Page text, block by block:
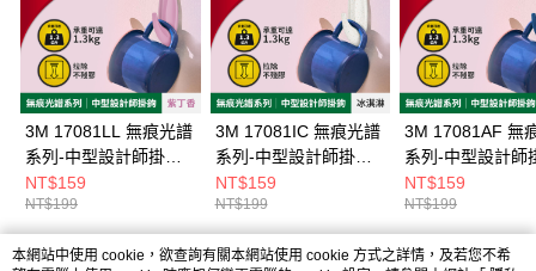
3M 17081LL 無痕光譜
系列-中型設計師掛鉤-
紫丁香
NT$159
NT$199
3M 17081IC 無痕光譜
系列-中型設計師掛鉤-
冰淇淋
NT$159
NT$199
3M 17081AF 無
系列-中型設計師
極地藍
NT$159
NT$199
本網站中使用 cookie，欲查詢有關本網站使用 cookie 方式之詳情，及若您不希